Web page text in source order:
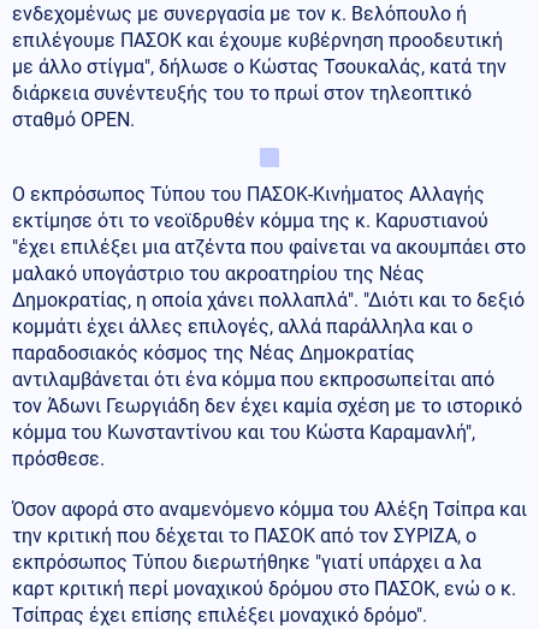
ενδεχομένως με συνεργασία με τον κ. Βελόπουλο ή
επιλέγουμε ΠΑΣΟΚ και έχουμε κυβέρνηση προοδευτική
με άλλο στίγμα", δήλωσε ο Κώστας Τσουκαλάς, κατά την
διάρκεια συνέντευξής του το πρωί στον τηλεοπτικό
σταθμό ΟΡΕΝ.
Ο εκπρόσωπος Τύπου του ΠΑΣΟΚ-Κινήματος Αλλαγής
εκτίμησε ότι το νεοϊδρυθέν κόμμα της κ. Καρυστιανού
"έχει επιλέξει μια ατζέντα που φαίνεται να ακουμπάει στο
μαλακό υπογάστριο του ακροατηρίου της Νέας
Δημοκρατίας, η οποία χάνει πολλαπλά". "Διότι και το δεξιό
κομμάτι έχει άλλες επιλογές, αλλά παράλληλα και ο
παραδοσιακός κόσμος της Νέας Δημοκρατίας
αντιλαμβάνεται ότι ένα κόμμα που εκπροσωπείται από
τον Άδωνι Γεωργιάδη δεν έχει καμία σχέση με το ιστορικό
κόμμα του Κωνσταντίνου και του Κώστα Καραμανλή",
πρόσθεσε.
Όσον αφορά στο αναμενόμενο κόμμα του Αλέξη Τσίπρα και
την κριτική που δέχεται το ΠΑΣΟΚ από τον ΣΥΡΙΖΑ, ο
εκπρόσωπος Τύπου διερωτήθηκε "γιατί υπάρχει α λα
καρτ κριτική περί μοναχικού δρόμου στο ΠΑΣΟΚ, ενώ ο κ.
Τσίπρας έχει επίσης επιλέξει μοναχικό δρόμο".